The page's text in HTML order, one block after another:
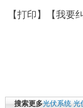
【打印】【我要
搜索更多光伏系统 光